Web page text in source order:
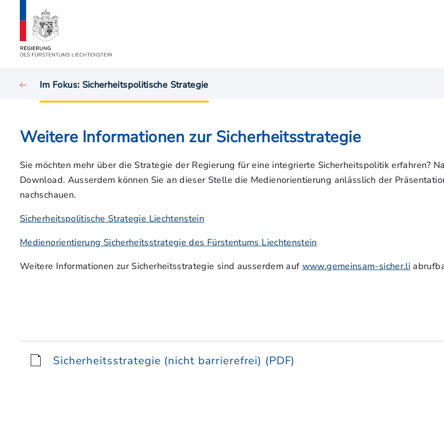
Im Fokus: Sicherheitspolitische Strategie
Weitere Informationen zur Sicherheitsstrategie
Sie möchten mehr über die Strategie der Regierung für eine integrierte Sicherheitspolitik erfahren?
Download. Ausserdem können Sie an dieser Stelle die Medienorientierung anlässlich der
nachschauen.
Sicherheitspolitische Strategie Liechtenstein
Medienorientierung Sicherheitsstrategie des Fürstentums Liechtenstein
Weitere Informationen zur Sicherheitsstrategie sind ausserdem auf www.gemeinsam-sicher.li
Sicherheitsstrategie (nicht barrierefrei) (PDF)